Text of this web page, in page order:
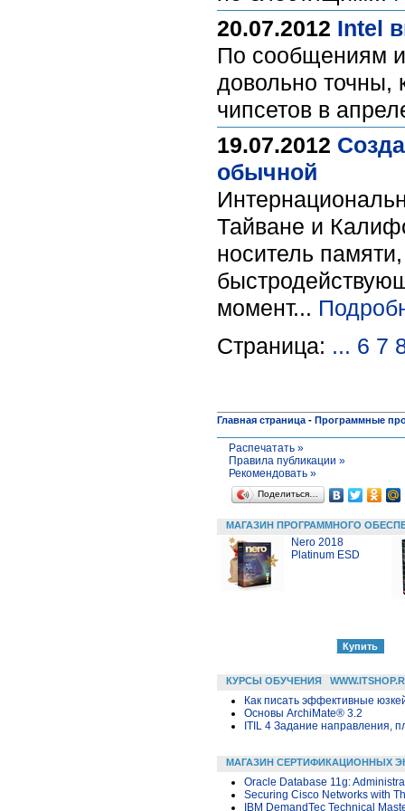
20.07.2012 Intel
По сообщениям
довольно точны,
чипсетов в
19.07.2012
обычной
Тайване и
носитель
момент...
Страница: ... 6 7
Главная страница - Программные
Распечатать »
Правила публикации »
Рекомендовать »
Поделиться…
МАГАЗИН ПРОГРАММНОГО
Nero 2018
Platinum ESD
КУРСЫ ОБУЧЕНИЯ
Как писать эффективные
Основы ArchiMate® 3.2
ITIL 4 Задание направления,
МАГАЗИН СЕРТИФИКАЦИОННЫХ
Oracle Database 11g:
Securing Cisco Networks with
IBM DemandTec Technical